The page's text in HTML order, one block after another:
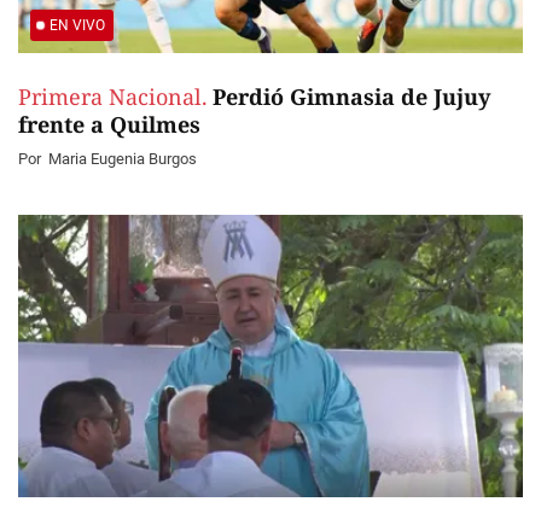
EN VIVO
Primera Nacional. Perdió Gimnasia de Jujuy
frente a Quilmes
Por Maria Eugenia Burgos